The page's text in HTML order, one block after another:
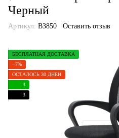
Черный
Артикул: B3850 Оставить отзыв
БЕСПЛАТНАЯ ДОСТАВКА
−7%
ОСТАЛОСЬ 30 ДНЕЙ
3
3